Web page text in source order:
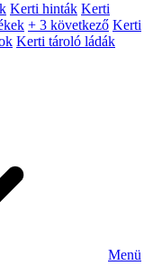
Kerti hinták Kerti
+ 3 következő Kerti
Kerti tároló ládák
Menü